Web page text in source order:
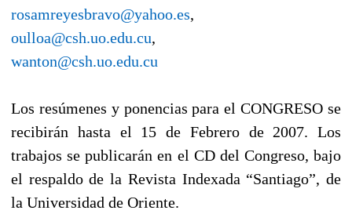
rosamreyesbravo@yahoo.es,
oulloa@csh.uo.edu.cu,
wanton@csh.uo.edu.cu
Los resúmenes y ponencias para el CONGRESO se
recibirán hasta el 15 de Febrero de 2007. Los
trabajos se publicarán en el CD del Congreso, bajo
el respaldo de la Revista Indexada “Santiago”, de
la Universidad de Oriente.